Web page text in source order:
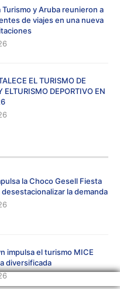
y Aruba reunieron a
de viajes en una nueva
EL TURISMO DE
ELTURISMO DEPORTIVO EN
la Choco Gesell Fiesta
desestacionalizar la demanda
impulsa el turismo MICE
diversificada